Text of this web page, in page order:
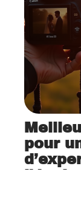
pour